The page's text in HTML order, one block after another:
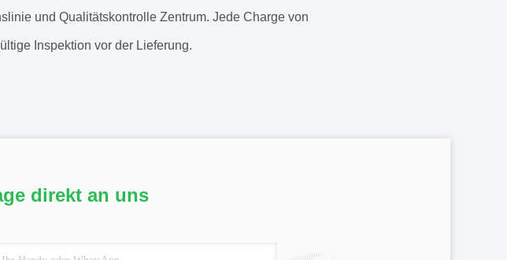
und Qualitätskontrolle Zentrum. Jede Charge von
Inspektion vor der Lieferung.
direkt an uns